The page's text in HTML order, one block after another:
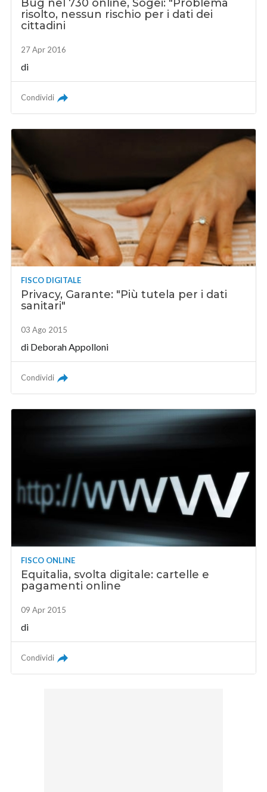
Bug nel 730 online, Sogei: "Problema
risolto, nessun rischio per i dati dei
cittadini
27 Apr 2016
di
Condividi
FISCO DIGITALE
Privacy, Garante: "Più tutela per i dati
sanitari"
03 Ago 2015
di Deborah Appolloni
Condividi
FISCO ONLINE
Equitalia, svolta digitale: cartelle e
pagamenti online
09 Apr 2015
di
Condividi